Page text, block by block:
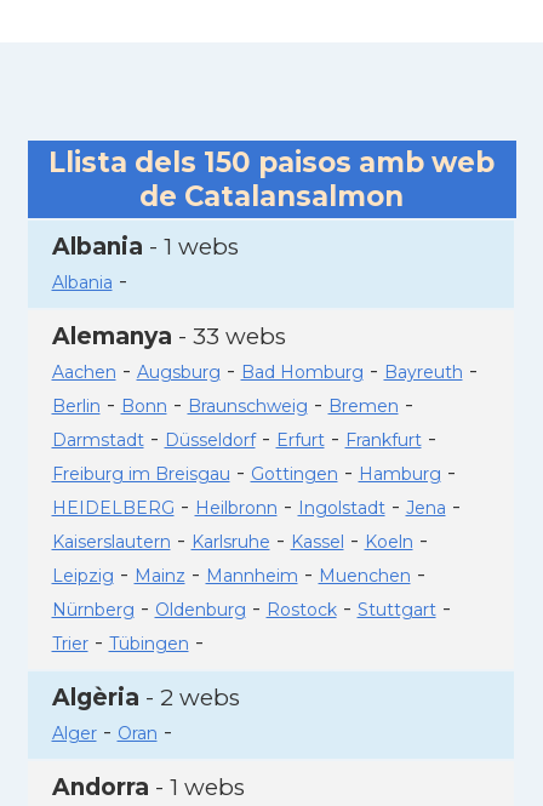
Llista dels 150 paisos amb web
de Catalansalmon
Albania - 1 webs
Albania -
Alemanya - 33 webs
Aachen - Augsburg - Bad Homburg - Bayreuth -
Berlin - Bonn - Braunschweig - Bremen -
Darmstadt- Düsseldorf- Erfurt- Frankfurt-
Freiburg im Breisgau - Gottingen - Hamburg -
HEIDELBERG - Heilbronn - Ingolstadt- Jena -
Kaiserslautern - Karlsruhe - Kassel - Koeln -
Leipzig - Mainz - Mannheim - Muenchen -
Nürnberg - Oldenburg - Rostock- Stuttgart-
Trier- Tübingen -
Algèria - 2 webs
Alger- Oran -
Andorra - 1 webs